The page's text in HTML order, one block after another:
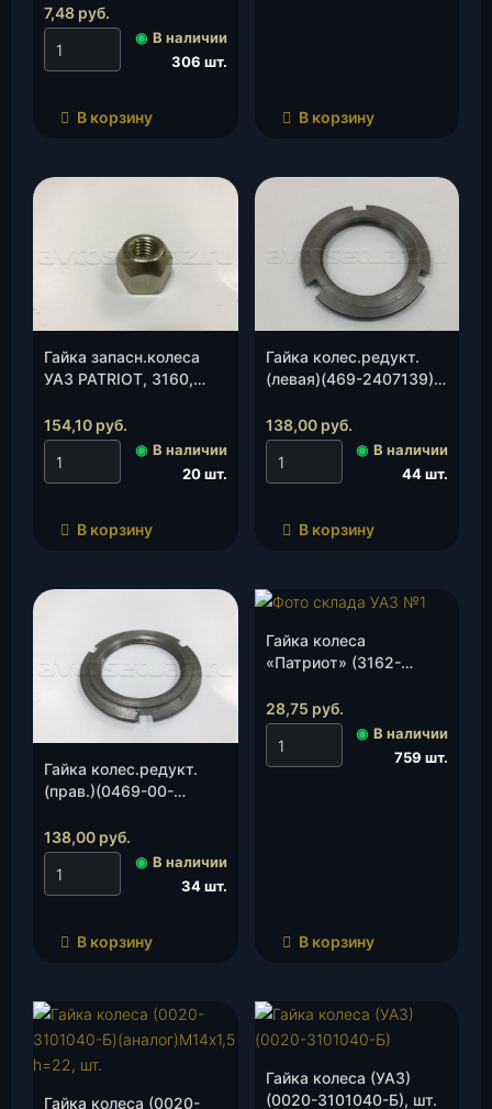
00), шт.
7,48 руб.
◉ В наличии
306 шт.
В корзину В корзину
Гайка запасн.колеса
УАЗ PATRIOT, 3160,
3105124-00), шт.
154,10 руб.
◉ В наличии
20 шт.
В корзину
Гайка колес.редукт.
(левая)(469-2407139),
138,00 руб.
◉ В наличии
44 шт.
В корзину
Гайка колес.редукт.
(прав.)(0469-00-
шт.
138,00 руб.
◉ В наличии
34 шт.
В корзину
Гайка колеса
«Патриот» (3162-
28,75 руб.
◉ В наличии
759 шт.
В корзину
Гайка колеса (0020-
Гайка колеса (УАЗ)
(0020-3101040-Б), шт.